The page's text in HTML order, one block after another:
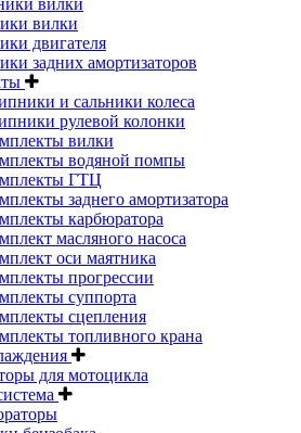
вилки
двигателя
задних амортизаторов
и сальники колеса
рулевой колонки
вилки
водяной помпы
ГТЦ
заднего амортизатора
карбюратора
масляного насоса
оси маятника
прогрессии
суппорта
сцепления
топливного крана
для мотоцикла